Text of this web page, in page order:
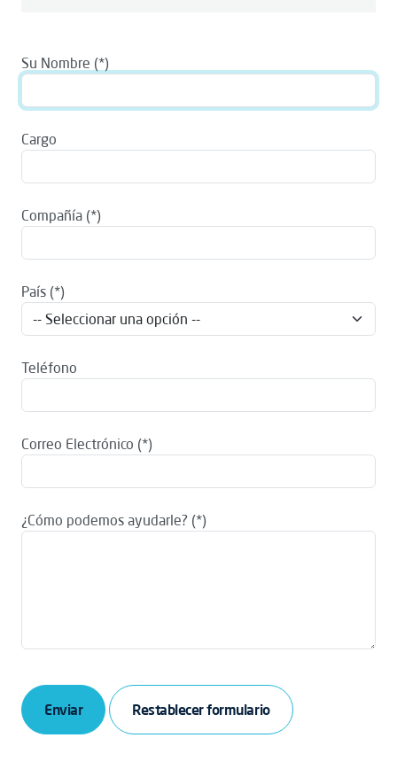
Su Nombre
Cargo
Compañía
País
Teléfono
Correo Electrónico
¿Cómo podemos ayudarle?
Enviar